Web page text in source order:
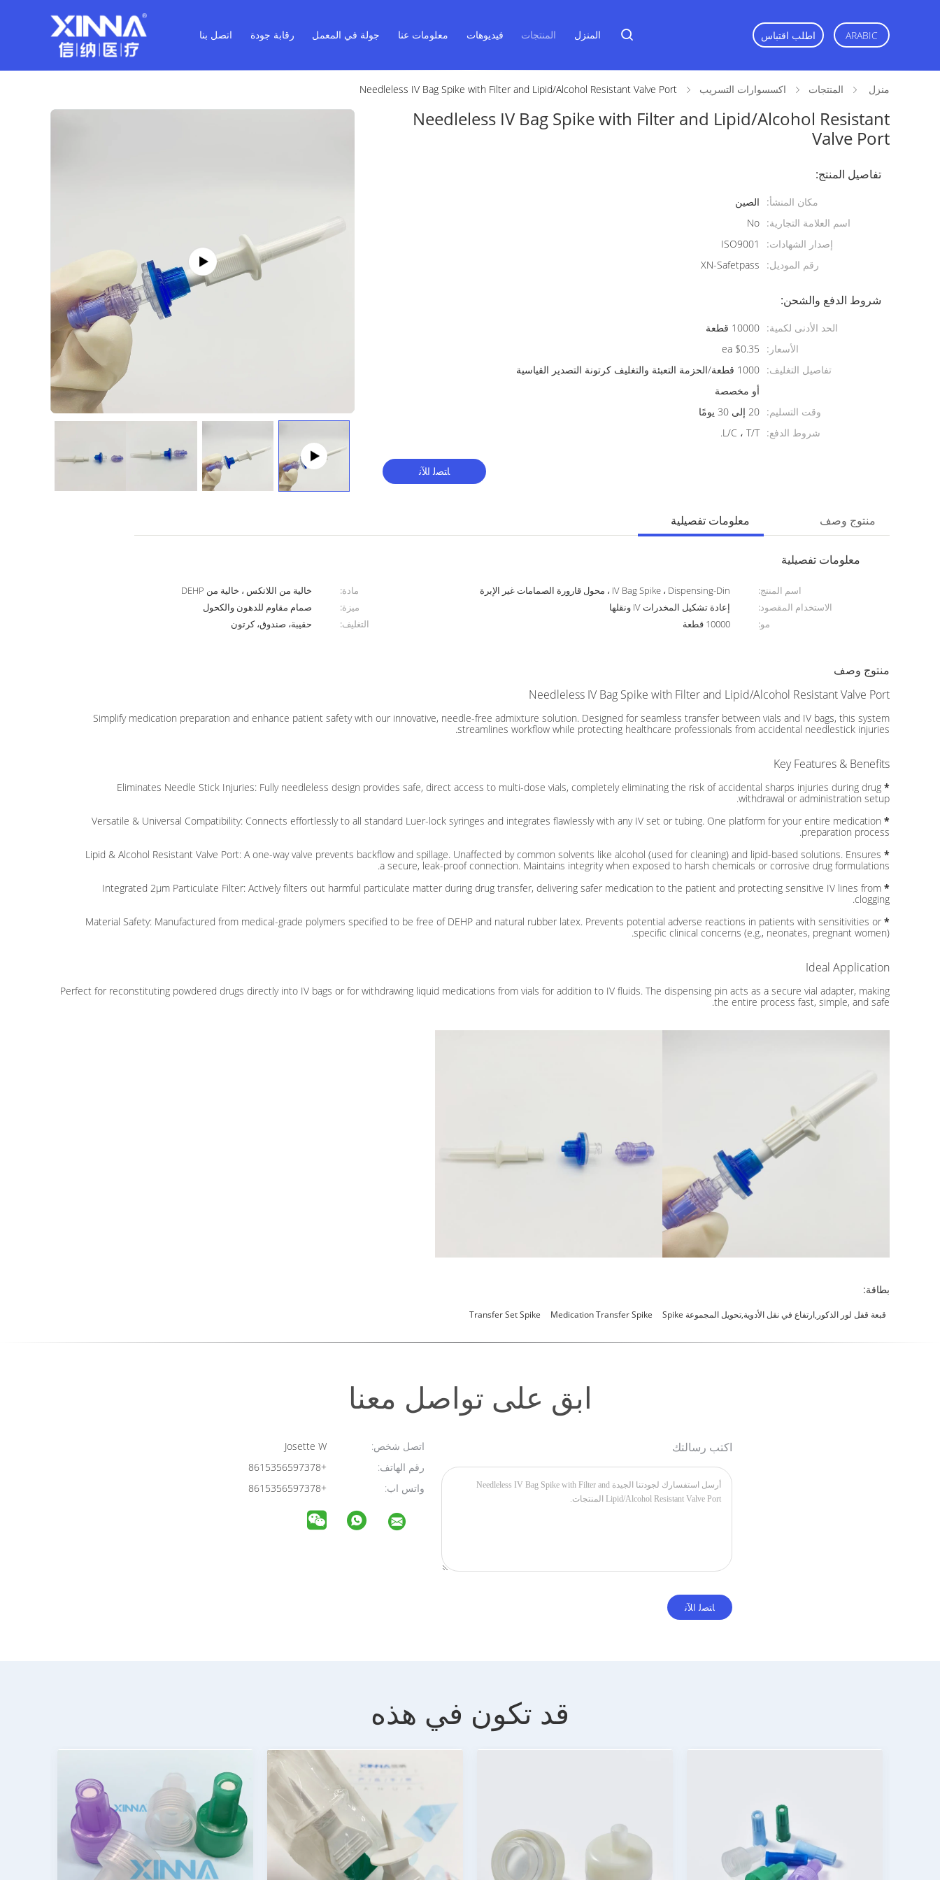
المنزل المنتجات فيديوهات معلومات عنا جولة في المعمل رقابة جودة اتصل بنا اطلب اقتباس ARABIC
منزل المنتجات اكسسوارات التسريب Needleless IV Bag Spike with Filter and Lipid/Alcohol Resistant Valve Port
Needleless IV Bag Spike with Filter and Lipid/Alcohol Resistant
Valve Port
تفاصيل المنتج:
مكان المنشأ:
الصين
اسم العلامة التجارية: No
إصدار الشهادات:
ISO9001
رقم الموديل:
XN-Safetpass
شروط الدفع والشحن:
الحد الأدنى لكمية: 10000 قطعة
الأسعار:
$0.35 ea
تفاصيل التغليف:
1000 قطعة/الحزمة التعبئة والتغليف كرتونة التصدير القياسية
أو مخصصة
وقت التسليم: 20 إلى 30 يومًا
شروط الدفع: L/C ، T/T.
ﺎﺘﺼﻟ ﺍﻶﻧ
معلومات تفصيلية منتوج وصف
معلومات تفصيلية
اسم المنتج: IV Bag Spike ، Dispensing-Din ، محول قارورة الصمامات غير الإبرة مادة:
خالية من اللاتكس ، خالية من DEHP
الاستخدام المقصود:
إعادة تشكيل المخدرات IV ونقلها ميزة:
صمام مقاوم للدهون والكحول
مو:
10000 قطعة التغليف: حقيبة، صندوق، كرتون
منتوج وصف
Needleless IV Bag Spike with Filter and Lipid/Alcohol Resistant Valve Port
Simplify medication preparation and enhance patient safety with our innovative, needle-free admixture solution. Designed for seamless transfer between vials and IV bags, this system
streamlines workflow while protecting healthcare professionals from accidental needlestick injuries.
Key Features & Benefits
*
Eliminates Needle Stick Injuries: Fully needleless design provides safe, direct access to multi-dose vials, completely eliminating the risk of accidental sharps injuries during drug
withdrawal or administration setup.
*
Versatile & Universal Compatibility: Connects effortlessly to all standard Luer-lock syringes and integrates flawlessly with any IV set or tubing. One platform for your entire medication
preparation process.
*
Ensures
a secure, leak-proof connection. Maintains integrity when exposed to harsh chemicals or corrosive drug formulations.
*
Integrated 2µm Particulate Filter: Actively filters out harmful particulate matter during drug transfer, delivering safer medication to the patient and protecting sensitive IV lines from
clogging.
*
Material Safety: Manufactured from medical-grade polymers specified to be free of DEHP and natural rubber latex. Prevents potential adverse reactions in patients with sensitivities or
specific clinical concerns (e.g., neonates, pregnant women).
Ideal Application
Perfect for reconstituting powdered drugs directly into IV bags or for withdrawing liquid medications from vials for addition to IV fluids. The dispensing pin acts as a secure vial adapter, making
the entire process fast, simple, and safe.
بطاقة:
قبعة قفل لور الذكور,ارتفاع في نقل الأدوية,تحويل المجموعة Spike Medication Transfer Spike
Transfer Set Spike
ابق على تواصل معنا
اتصل شخص:
رقم الهاتف:
+8615356597378
واتس اب:
+8615356597378
اكتب رسالتك
قد تكون في هذه